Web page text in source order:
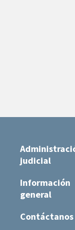
judicial
Información
general
Contáctanos